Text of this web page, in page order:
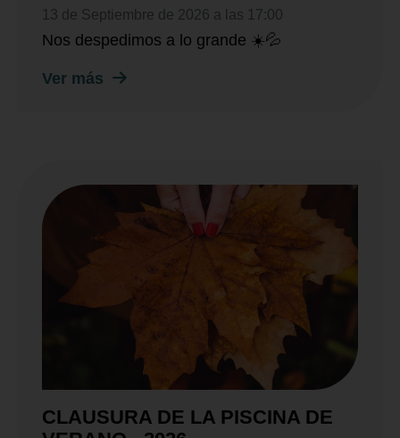
13 de Septiembre de 2026 a las 17:00
Nos despedimos a lo grande ☀️💦
Ver más
CLAUSURA DE LA PISCINA DE